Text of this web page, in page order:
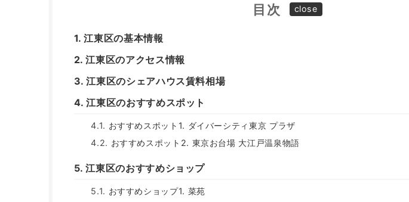
目次
江東区の基本情報
江東区のアクセス情報
江東区のシェアハウス賃料相場
江東区のおすすめスポット
おすすめスポット1. ダイバーシティ東京 プラザ
おすすめスポット2. 東京お台場 大江戸温泉物語
江東区のおすすめショップ
おすすめショップ1. 菜苑